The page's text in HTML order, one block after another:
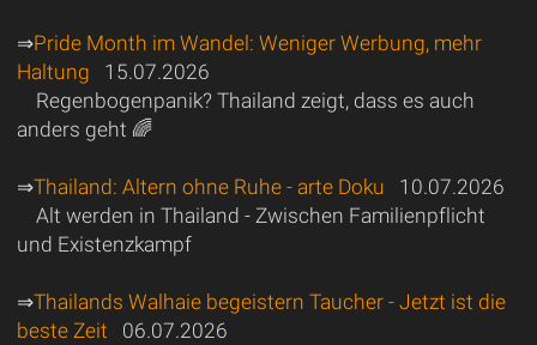
⇒Pride Month im Wandel: Weniger Werbung, mehr
Haltung 15.07.2026
Regenbogenpanik? Thailand zeigt, dass es auch
anders geht 🌈
⇒Thailand: Altern ohne Ruhe - arte Doku 10.07.2026
Alt werden in Thailand - Zwischen Familienpflicht
und Existenzkampf
⇒Thailands Walhaie begeistern Taucher - Jetzt ist die
beste Zeit 06.07.2026